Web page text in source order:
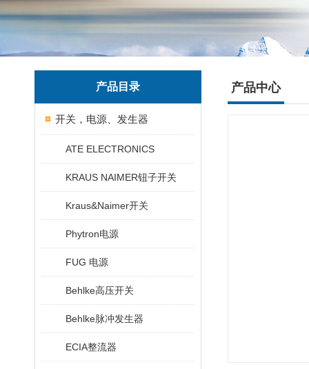
产品目录
开关，电源、发生器
ATE ELECTRONICS
KRAUS NAIMER钮子开关
Kraus&Naimer开关
Phytron电源
FUG 电源
Behlke高压开关
Behlke脉冲发生器
ECIA整流器
产品中心